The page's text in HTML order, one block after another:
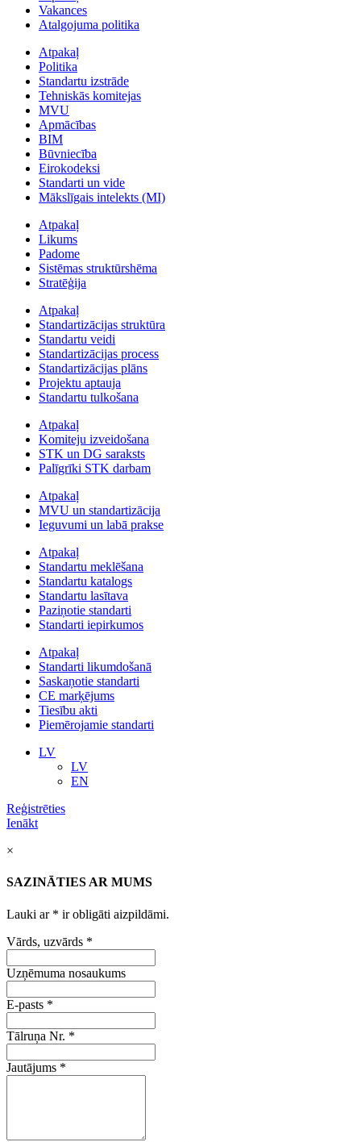
Vakances
Atalgojuma politika
Atpakaļ
Politika
Standartu izstrāde
Tehniskās komitejas
MVU
Apmācības
BIM
Būvniecība
Eirokodeksi
Standarti un vide
Mākslīgais intelekts (MI)
Atpakaļ
Likums
Padome
Sistēmas struktūrshēma
Stratēģija
Atpakaļ
Standartizācijas struktūra
Standartu veidi
Standartizācijas process
Standartizācijas plāns
Projektu aptauja
Standartu tulkošana
Atpakaļ
Komiteju izveidošana
STK un DG saraksts
Palīgrīki STK darbam
Atpakaļ
MVU un standartizācija
Ieguvumi un labā prakse
Atpakaļ
Standartu meklēšana
Standartu katalogs
Standartu lasītava
Paziņotie standarti
Standarti iepirkumos
Atpakaļ
Standarti likumdošanā
Saskaņotie standarti
CE marķējums
Tiesību akti
Piemērojamie standarti
LV
LV
EN
Reģistrēties
Ienākt
×
SAZINĀTIES AR MUMS
Lauki ar * ir obligāti aizpildāmi.
Vārds, uzvārds *
Uzņēmuma nosaukums
E-pasts *
Tālruņa Nr. *
Jautājums *